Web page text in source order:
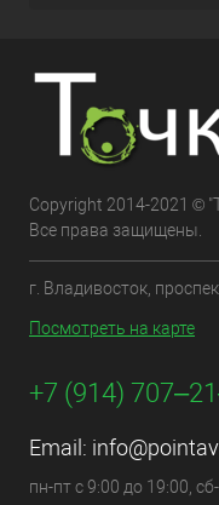
Copyright 2014-2021 ©
Все права защищены.
г. Владивосток,
Посмотреть на карте
+7 (914)
Email:
пн-пт с 9:00 до 19:00,